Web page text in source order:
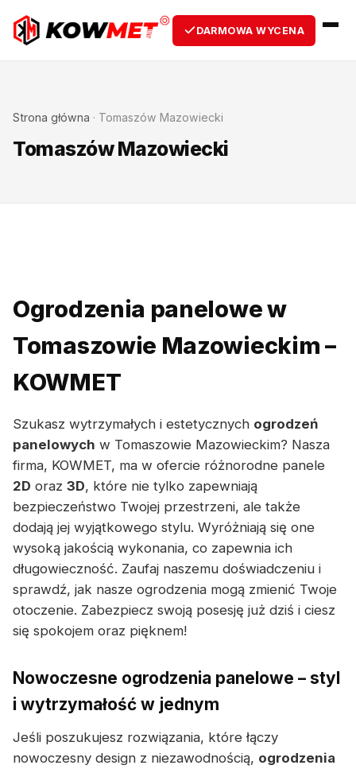
DARMOWA WYCENA
Strona główna · Tomaszów Mazowiecki
Tomaszów Mazowiecki
Ogrodzenia panelowe w
Tomaszowie Mazowieckim –
KOWMET
Szukasz wytrzymałych i estetycznych ogrodzeń
panelowych w Tomaszowie Mazowieckim? Nasza
firma, KOWMET, ma w ofercie różnorodne panele
2D oraz 3D, które nie tylko zapewniają
bezpieczeństwo Twojej przestrzeni, ale także
dodają jej wyjątkowego stylu. Wyróżniają się one
wysoką jakością wykonania, co zapewnia ich
długowieczność. Zaufaj naszemu doświadczeniu i
sprawdź, jak nasze ogrodzenia mogą zmienić Twoje
otoczenie. Zabezpiecz swoją posesję już dziś i ciesz
się spokojem oraz pięknem!
Nowoczesne ogrodzenia panelowe – styl
i wytrzymałość w jednym
Jeśli poszukujesz rozwiązania, które łączy
nowoczesny design z niezawodnością, ogrodzenia